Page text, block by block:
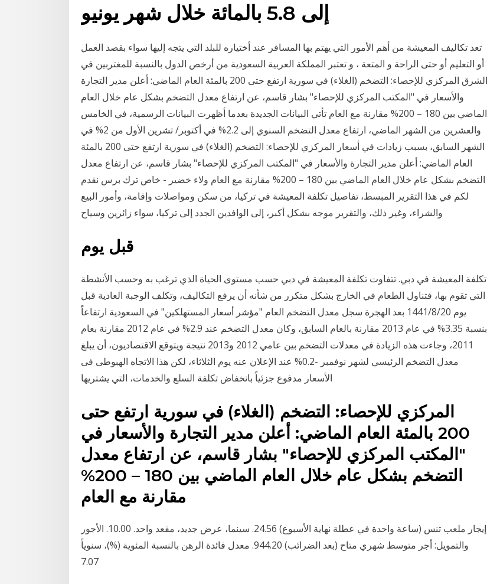
تعد تكاليف المعيشة من أهم الأمور التي يهتم بها المسافر عند أختياره للبلد التي يتجه إليها سواء بقصد العمل
أو التعليم أو حتى الراحة و المتعة ، و تعتبر المملكة العربية السعودية من أرخص الدول بالنسبة للمغتربين في
الشرق المركزي للإحصاء: التضخم (الغلاء) في سورية ارتفع حتى 200 بالمئة العام الماضي: أعلن مدير التجارة
والأسعار في "المكتب المركزي للإحصاء" بشار قاسم، عن ارتفاع معدل التضخم بشكل عام خلال العام
الماضي بين 180 – 200% مقارنة مع العام تأتي البيانات الجديدة بعدما أظهرت البيانات الرسمية، في الخامس
والعشرين من الشهر الماضي، ارتفاع معدل التضخم السنوي إلى 2.2% في أكتوبر/ تشرين الأول من 2% في
الشهر السابق، بسبب زيادات في أسعار المركزي للإحصاء: التضخم (الغلاء) في سورية ارتفع حتى 200 بالمئة
العام الماضي: أعلن مدير التجارة والأسعار في "المكتب المركزي للإحصاء" بشار قاسم، عن ارتفاع معدل
التضخم بشكل عام خلال العام الماضي بين 180 – 200% مقارنة مع العام ولاء خضير - خاص ترك برس نقدم
لكم في هذا التقرير المبسط، تفاصيل تكلفة المعيشة في تركيا، من سكن ومواصلات وإقامة، وأمور البيع
والشراء، وغير ذلك، والتقرير موجه بشكل أكبر، إلى الوافدين الجدد إلى تركيا، سواء زائرين وسياح
قبل يوم
تكلفة المعيشة في دبي. تتفاوت تكلفة المعيشة في دبي حسب مستوى الحياة الذي ترغب به وحسب الأنشطة
التي تقوم بها، فتناول الطعام في الخارج بشكل متكرر من شأنه أن يرفع التكاليف، وتكلف الوجبة العادية قبل
يوم 20‏‏/8‏‏/1441 بعد الهجرة سجل معدل التضخم العام "مؤشر أسعار المستهلكين" في السعودية ارتفاعاًَ
بنسبة 3.35% في عام 2013 مقارنة بالعام السابق، وكان معدل التضخم عند 2.9% في عام 2012 مقارنة بعام
2011، وجاءت هذه الزيادة في معدلات التضخم بين عامي 2012 و2013 نتيجة ويتوقع الاقتصاديون، أن يبلغ
معدل التضخم الرئيسي لشهر نوفمبر -0.2% عند الإعلان عنه يوم الثلاثاء، لكن هذا الاتجاه الهبوطى فى
الأسعار مدفوع جزئياً بانخفاض تكلفة السلع والخدمات، التي يشتريها
المركزي للإحصاء: التضخم (الغلاء) في سورية ارتفع حتى
200 بالمئة العام الماضي: أعلن مدير التجارة والأسعار في
"المكتب المركزي للإحصاء" بشار قاسم، عن ارتفاع معدل
التضخم بشكل عام خلال العام الماضي بين 180 – 200%
مقارنة مع العام
إيجار ملعب تنس (ساعة واحدة في عطلة نهاية الأسبوع) 24.56. سينما، عرض جديد، مقعد واحد. 10.00. الأجور
والتمويل: أجر متوسط شهري متاح (بعد الضرائب) 944.20. معدل فائدة الرهن بالنسبة المئوية (%)، سنوياً
7.07